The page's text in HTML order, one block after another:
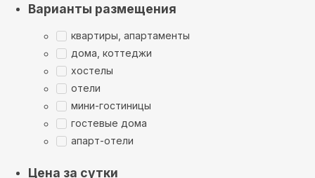
Варианты размещения
квартиры, апартаменты
дома, коттеджи
хостелы
отели
мини-гостиницы
гостевые дома
апарт-отели
Цена за сутки